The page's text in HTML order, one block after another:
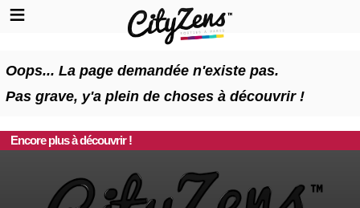
Oops... La page demandée n'existe pas.
Pas grave, y'a plein de choses à découvrir !
Encore plus à découvrir !